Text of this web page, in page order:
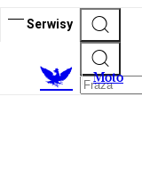
Serwisy
Moto